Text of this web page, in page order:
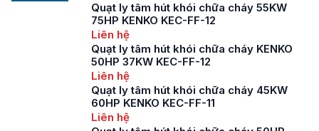
Quạt ly tâm hút khói chữa cháy 55KW
75HP KENKO KEC-FF-12
Liên hệ
Quạt ly tâm hút khói chữa cháy KENKO
50HP 37KW KEC-FF-12
Liên hệ
Quạt ly tâm hút khói chữa cháy 45KW
60HP KENKO KEC-FF-11
Liên hệ